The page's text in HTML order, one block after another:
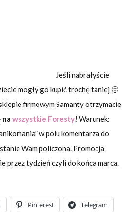
Jeśli nabrałyście
mogły go kupić trochę taniej 🙂
firmowym Samanty otrzymacie
na wszystkie Foresty! Warunek:
w polu komentarza do
Wam policzona. Promocja
przez tydzień czyli do końca marca.
Pinterest Telegram